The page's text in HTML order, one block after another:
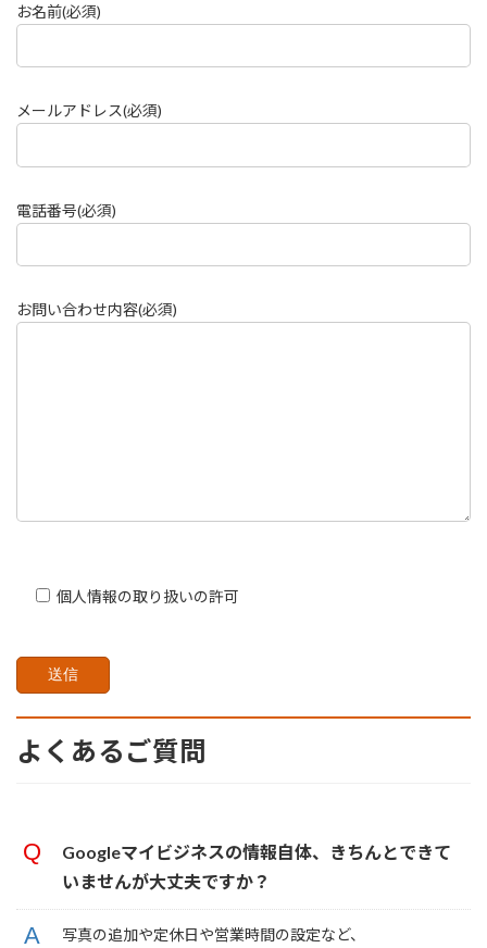
お名前(必須)
メールアドレス(必須)
電話番号(必須)
お問い合わせ内容(必須)
個人情報の取り扱いの許可
よくあるご質問
Googleマイビジネスの情報自体、きちんとできて
いませんが大丈夫ですか？
写真の追加や定休日や営業時間の設定など、